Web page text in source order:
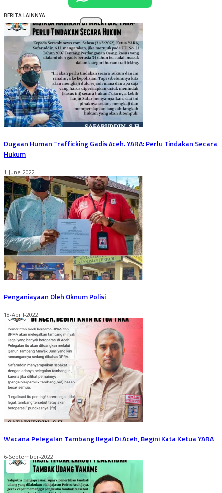
X
BERITA LAINNYA
Dugaan Human Trafficking Gadis Aceh. YARA: Perlu Tindakan Secara
Hukum
1-June-2022
Penganiayaan Oleh Oknum Polisi
18-April-2022
Wacana Pelegalan Tambang Ilegal Di Aceh, Begini Kata Ketua YARA
6-September-2022